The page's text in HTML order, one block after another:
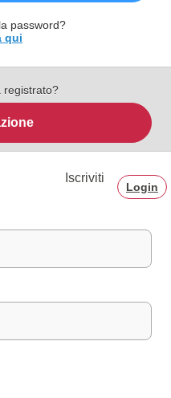
password?
qui
registrato?
Iscriviti
Login